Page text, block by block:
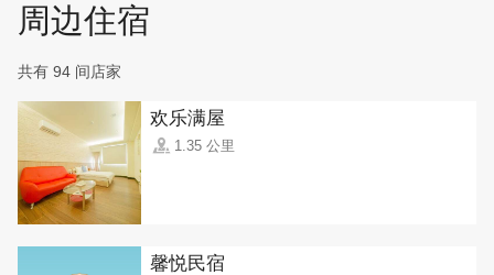
周边住宿
共有 94 间店家
欢乐满屋
1.35 公里
馨悦民宿